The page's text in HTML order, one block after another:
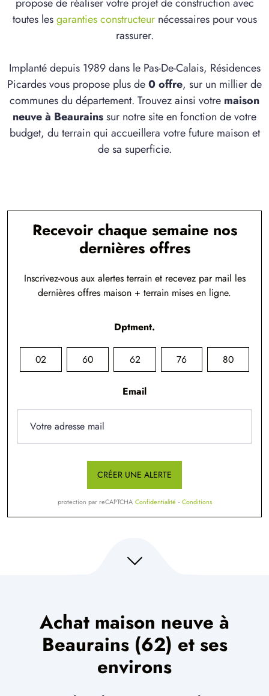
propose de réaliser votre projet de construction avec
toutes lesgaranties constructeurnécessaires pour vous
rassurer.
Implanté depuis 1989 dans le Pas-De-Calais, Résidences
Picardes vous propose plus de0 offre, sur un millier de
communes du département. Trouvez ainsi votre maison
neuve à Beaurainssur notre site en fonction de votre
budget, du terrain qui accueillera votre future maison et
de sa superficie.
Recevoir chaque semaine nos
dernières offres
Inscrivez-vous aux alertes terrain et recevez par mail les
dernières offres maison + terrain mises en ligne.
Dptment.
02 60 62 76 80
Email
CRÉER UNE ALERTE
protection par reCAPTCHA Confidentialité - Conditions
Achat maison neuve à
Beaurains (62) et ses
environs